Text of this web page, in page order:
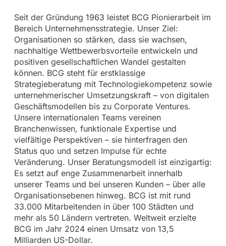
Seit der Gründung 1963 leistet BCG Pionierarbeit im
Bereich Unternehmensstrategie. Unser Ziel:
Organisationen so stärken, dass sie wachsen,
nachhaltige Wettbewerbsvorteile entwickeln und
positiven gesellschaftlichen Wandel gestalten
können. BCG steht für erstklassige
Strategieberatung mit Technologiekompetenz sowie
unternehmerischer Umsetzungskraft – von digitalen
Geschäftsmodellen bis zu Corporate Ventures.
Unsere internationalen Teams vereinen
Branchenwissen, funktionale Expertise und
vielfältige Perspektiven – sie hinterfragen den
Status quo und setzen Impulse für echte
Veränderung. Unser Beratungsmodell ist einzigartig:
Es setzt auf enge Zusammenarbeit innerhalb
unserer Teams und bei unseren Kunden – über alle
Organisationsebenen hinweg. BCG ist mit rund
33.000 Mitarbeitenden in über 100 Städten und
mehr als 50 Ländern vertreten. Weltweit erzielte
BCG im Jahr 2024 einen Umsatz von 13,5
Milliarden US-Dollar.